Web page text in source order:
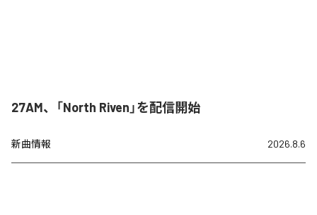
27AM、「North Riven」を配信開始
新曲情報 2026.8.6